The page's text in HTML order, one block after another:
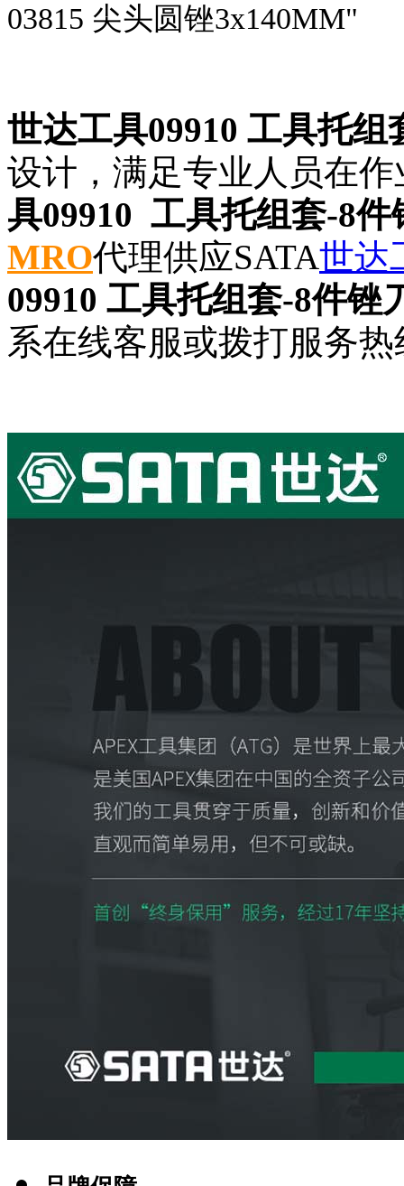
03815 尖头圆锉3x140MM"
世达工具09910 工具托组
设计，满足专业人员在
具09910 工具托组套-8件
MRO代理供应SATA世达
09910 工具托组套-8件锉
系在线客服或拨打服务热